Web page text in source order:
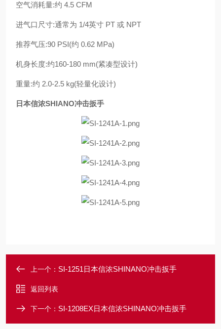
空气消耗量:约 4.5 CFM
进气口尺寸:通常为 1/4英寸 PT 或 NPT
推荐气压:90 PSI(约 0.62 MPa)
机身长度:约160-180 mm(紧凑型设计)
重量:约 2.0-2.5 kg(轻量化设计)
日本信浓SHIANO冲击扳手
上一个： SI-1251日本信浓SHINANO冲击扳手
返回列表
下一个： SI-1208EX日本信浓SHINANO冲击扳手